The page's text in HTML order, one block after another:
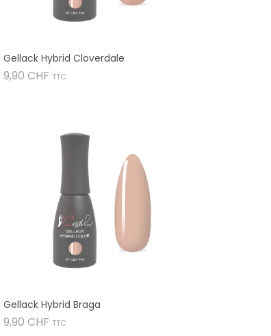
Gellack Hybrid Cloverdale
9,90 CHF Preis
TTC
Gellack Hybrid Braga
9,90 CHF Preis
TTC